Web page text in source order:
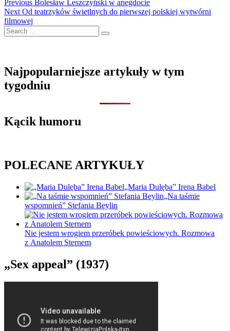
Nawigacja
wpisu
Previous
post:
Bolesław Leszczyński w anegdocie
Next Next
post:
Od teatrzyków świetlnych do pierwszej polskiej wytwórni
filmowej
Search
…
Najpopularniejsze artykuły w tym
tygodniu
Kącik humoru
POLECANE ARTYKUŁY
„Maria Dulęba” Irena Babel
„Na taśmie
wspomnień” Stefania Beylin
Nie jestem wrogiem przeróbek powieściowych. Rozmowa
z Anatolem Sternem
„Sex appeal” (1937)